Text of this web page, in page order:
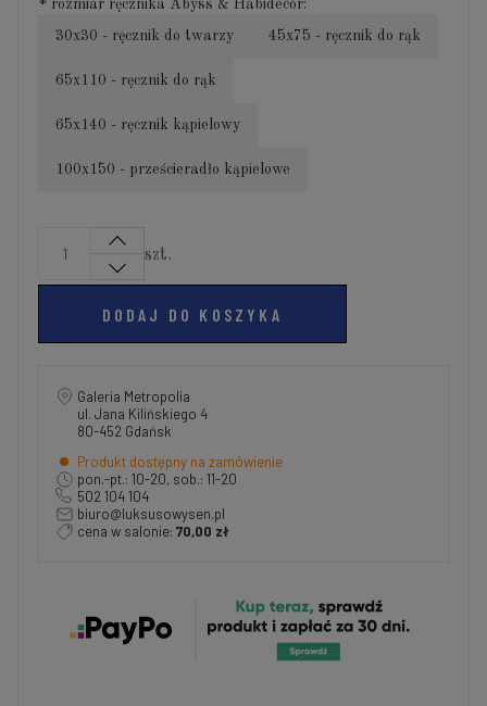
* rozmiar ręcznika Abyss & Habidecor:
30x30 - ręcznik do twarzy 45x75 - ręcznik do rąk
65x110 - ręcznik do rąk
65x140 - ręcznik kąpielowy
100x150 - prześcieradło kąpielowe
szt.
DODAJ DO KOSZYKA
Galeria Metropolia
ul. Jana Kilińskiego 4
80-452 Gdańsk
Produkt dostępny na zamówienie
pon.-pt.: 10-20, sob.: 11-20
502 104 104
biuro@luksusowysen.pl
cena w salonie: 70,00 zł